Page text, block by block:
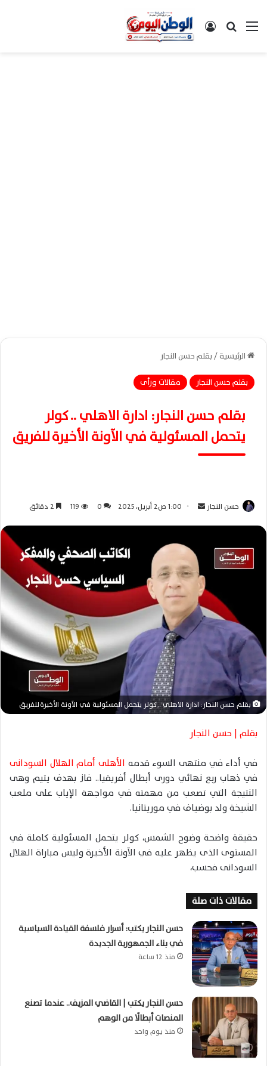
القائمةبحث عن تسجيل الدخول
الرئيسية/بقلم حسن النجار
بقلم حسن النجار
مقالات ورأى
بقلم حسن النجار: ادارة الاهلي .. كولر
يتحمل المسئولية في الآونة الأخيرة للفريق
حسن النجار
ل
ب
د
ر
و
ي
1:00 ص2 أبريل، 2025 0
119
بقلم حسن النجار: ادارة الاهلي .. كولر يتحمل المسئولية في الآونة الأخيرة للفريق
بقلم | حسن النجار
في أداء في منتهى السوء قدمه الأهلى أمام الهلال السودانى
في ذهاب ربع نهائي دورى أبطال أفريقيا.. فاز بهدف يتيم وهى
النتيجة التي تصعب من مهمته في مواجهة الإياب على ملعب
الشيخة ولد بوضياف في موريتانيا.
حقيقة واضحة وضوح الشمس، كولر يتحمل المسئولية كاملة في
المستوى الذى يظهر عليه في الآونة الأخيرة وليس مباراة الهلال
السودانى فحسب،
مقالات ذات صلة
حسن النجار يكتب: أسرار فلسفة القيادة السياسية
في بناء الجمهورية الجديدة
منذ 12 ساعة
حسن النجار يكتب | القاضي المزيف.. عندما تصنع
المنصات أبطالًا من الوهم
منذ يوم واحد